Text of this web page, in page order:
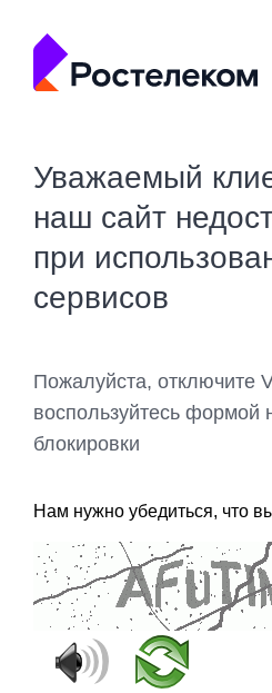
Уважаемый
наш сайт
при
сервисов
Пожалуйста, отключите
воспользуйтесь формой
блокировки
Нам нужно убедиться, что